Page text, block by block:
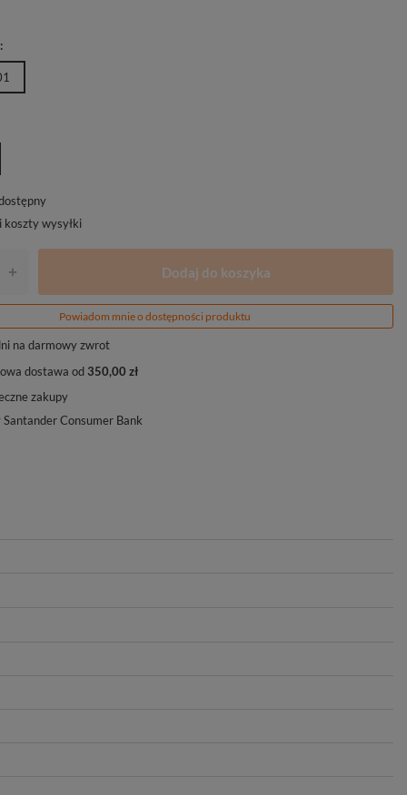
koszty wysyłki
+ Dodaj do koszyka
Powiadom mnie o dostępności produktu
na darmowy zwrot
dostawa od 350,00 zł
zakupy
Santander Consumer Bank